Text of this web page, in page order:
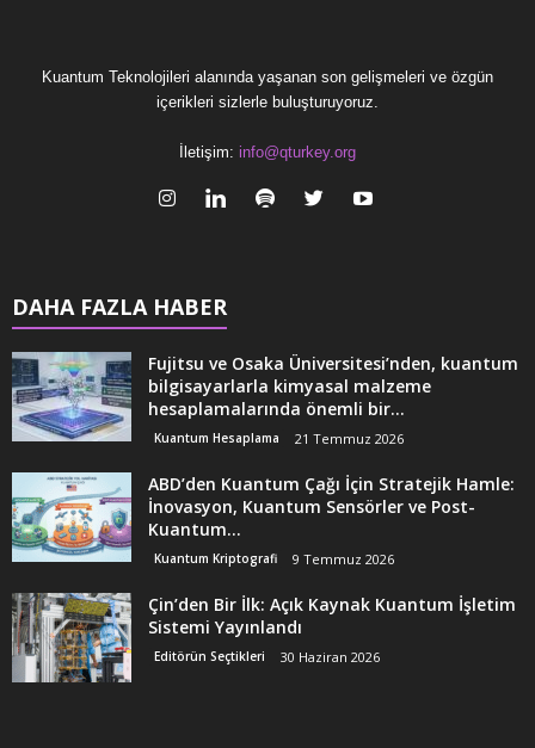
Kuantum Teknolojileri alanında yaşanan son gelişmeleri ve özgün
içerikleri sizlerle buluşturuyoruz.
İletişim: info@qturkey.org
DAHA FAZLA HABER
Fujitsu ve Osaka Üniversitesi’nden, kuantum
bilgisayarlarla kimyasal malzeme
hesaplamalarında önemli bir...
Kuantum Hesaplama 21 Temmuz 2026
ABD’den Kuantum Çağı İçin Stratejik Hamle:
İnovasyon, Kuantum Sensörler ve Post-
Kuantum...
Kuantum Kriptografi 9 Temmuz 2026
Çin’den Bir İlk: Açık Kaynak Kuantum İşletim
Sistemi Yayınlandı
Editörün Seçtikleri 30 Haziran 2026